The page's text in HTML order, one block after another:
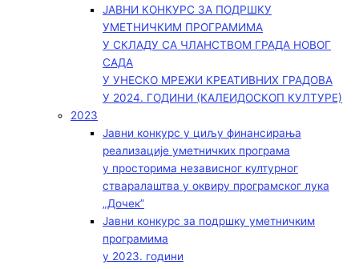
ЈАВНИ КОНКУРС ЗА ПОДРШКУ
УМЕТНИЧКИМ ПРОГРАМИМА
У СКЛАДУ СА ЧЛАНСТВОМ ГРАДА НОВОГ
САДА
У УНЕСКО МРЕЖИ КРЕАТИВНИХ ГРАДОВА
У 2024. ГОДИНИ (КАЛЕИДОСКОП КУЛТУРЕ)
2023
Јавни конкурс у циљу финансирања
реализације уметничких програма
у просторима независног културног
стваралаштва у оквиру програмског лука
„Дочек”
Јавни конкурс за подршку уметничким
програмима
у 2023. години